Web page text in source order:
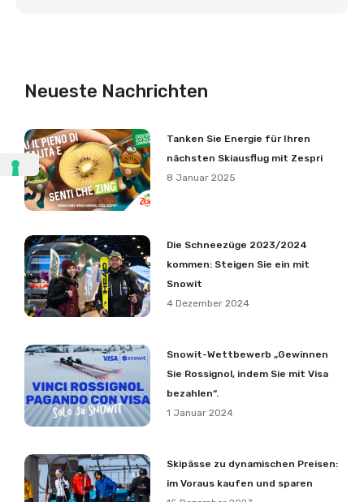
Neueste Nachrichten
Tanken Sie Energie für Ihren
nächsten Skiausflug mit Zespri
8 Januar 2025
Die Schneezüge 2023/2024
kommen: Steigen Sie ein mit
Snowit
4 Dezember 2024
Snowit-Wettbewerb „Gewinnen
Sie Rossignol, indem Sie mit Visa
bezahlen“.
1 Januar 2024
Skipässe zu dynamischen Preisen:
im Voraus kaufen und sparen